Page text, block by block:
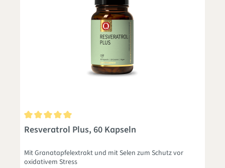
Durchschnittliche Bewertung von 5 von 5 Sternen
Resveratrol Plus, 60 Kapseln
Mit Granatapfelextrakt und mit Selen zum Schutz vor
oxidativem Stress